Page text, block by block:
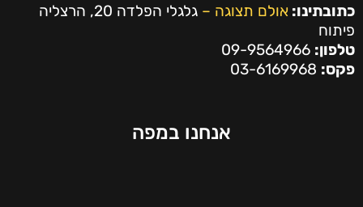
כתובתינו: אולם תצוגה –
גלגלי הפלדה 20, הרצליה
פיתוח
טלפון:
פקס:
אנחנו במפה